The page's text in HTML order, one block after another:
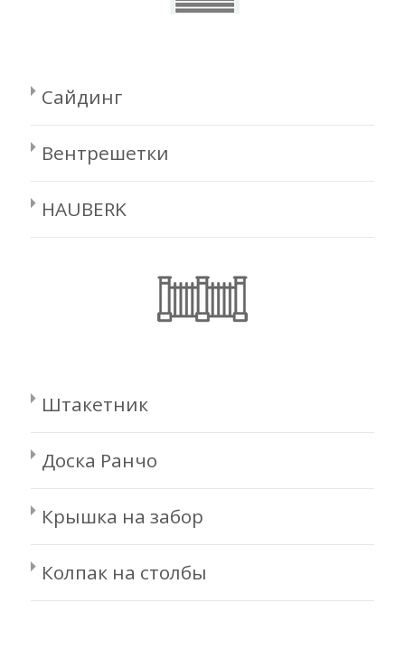
Сайдинг
Вентрешетки
HAUBERK
Штакетник
Доска Ранчо
Крышка на забор
Колпак на столбы